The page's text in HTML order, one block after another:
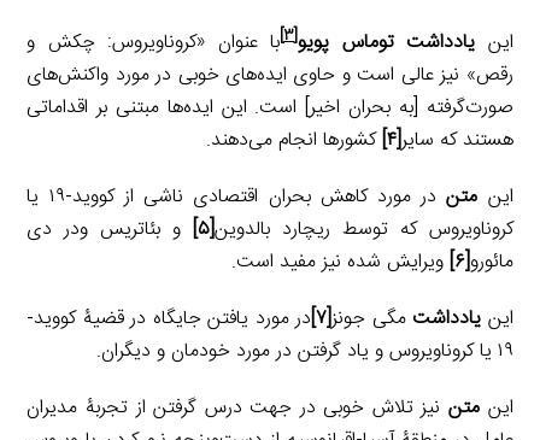
این یادداشت توماس پویو[۳] با عنوان «کروناویروس: چکش و
رقص» نیز عالی است و حاوی ایده‌های خوبی در مورد واکنش‌های
صورت‌گرفته [به بحران اخیر] است. این ایده‌ها مبتنی بر اقداماتی
هستند که سایر[۴] کشورها انجام می‌دهند.
این متن
در مورد کاهش بحران اقتصادی ناشی از کووید-۱۹ یا
کروناویروس که توسط ریچارد بالدوین[۵]
و بئاتریس ودر دی
مائورو[۶]
ویرایش شده نیز مفید است.
این یادداشت مگی جونز[۷] در مورد یافتن جایگاه در قضیۀ کووید-
۱۹ یا کروناویروس و یاد گرفتن در مورد خودمان و دیگران.
این متننیز تلاش خوبی در جهت درس گرفتن از تجربۀ مدیران